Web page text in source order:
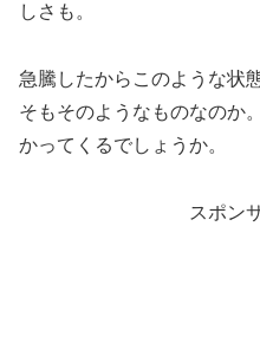
しさも。
急騰したからこのような状
そもそのようなものなのか
かってくるでしょうか。
スポン